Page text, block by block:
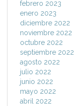
febrero 2023
enero 2023
diciembre 2022
noviembre 2022
octubre 2022
septiembre 2022
agosto 2022
julio 2022
junio 2022
mayo 2022
abril 2022